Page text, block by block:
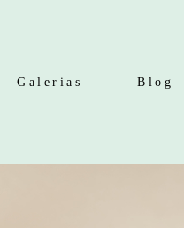
Galerias Blog